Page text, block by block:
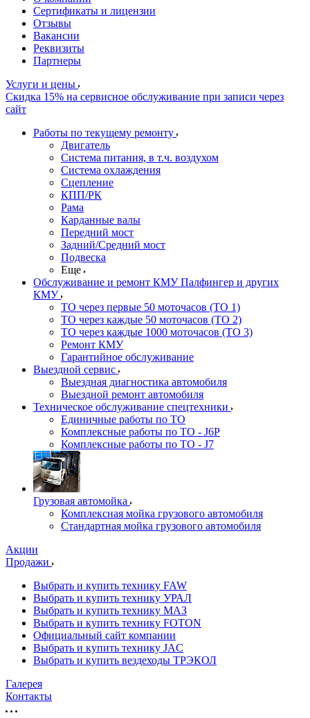
Сертификаты и лицензии
Отзывы
Вакансии
Реквизиты
Партнеры
Услуги и цены
Скидка 15% на сервисное обслуживание при записи через
сайт
Работы по текущему ремонту
Двигатель
Система питания, в т.ч. воздухом
Система охлаждения
Сцепление
КПП/РК
Рама
Карданные валы
Передний мост
Задний/Средний мост
Подвеска
Еще
Обслуживание и ремонт КМУ Палфингер и других
КМУ
ТО через первые 50 моточасов (ТО 1)
ТО через каждые 50 моточасов (ТО 2)
ТО через каждые 1000 моточасов (ТО 3)
Ремонт КМУ
Гарантийное обслуживание
Выездной сервис
Выездная диагностика автомобиля
Выездной ремонт автомобиля
Техническое обслуживание спецтехники
Единичные работы по ТО
Комплексные работы по ТО - J6P
Комплексные работы по ТО - J7
Грузовая автомойка
Комплексная мойка грузового автомобиля
Стандартная мойка грузового автомобиля
Акции
Продажи
Выбрать и купить технику FAW
Выбрать и купить технику УРАЛ
Выбрать и купить технику МАЗ
Выбрать и купить технику FOTON
Официальный сайт компании
Выбрать и купить технику JAC
Выбрать и купить вездеходы ТРЭКОЛ
Галерея
Контакты